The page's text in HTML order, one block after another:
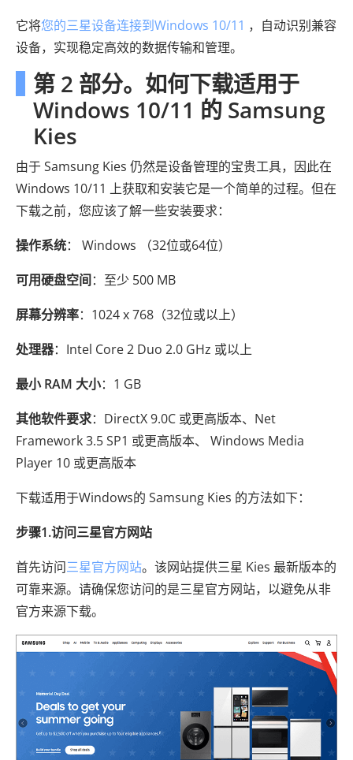
它将您的三星设备连接到Windows 10/11 ，自动识别兼容
设备，实现稳定高效的数据传输和管理。
第 2 部分。如何下载适用于
Windows 10/11 的 Samsung
Kies
由于 Samsung Kies 仍然是设备管理的宝贵工具，因此在
Windows 10/11 上获取和安装它是一个简单的过程。但在
下载之前，您应该了解一些安装要求：
操作系统： Windows （32位或64位）
可用硬盘空间：至少 500 MB
屏幕分辨率：1024 x 768（32位或以上）
处理器：Intel Core 2 Duo 2.0 GHz 或以上
最小 RAM 大小：1 GB
其他软件要求：DirectX 9.0C 或更高版本、Net
Framework 3.5 SP1 或更高版本、 Windows Media
Player 10 或更高版本
下载适用于Windows的 Samsung Kies 的方法如下：
步骤1.访问三星官方网站
首先访问三星官方网站。该网站提供三星 Kies 最新版本的
可靠来源。请确保您访问的是三星官方网站，以避免从非
官方来源下载。